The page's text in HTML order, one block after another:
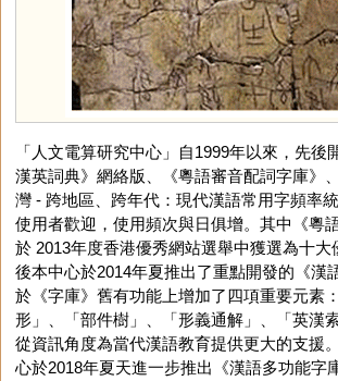
「人文電算研究中心」自1999年以來，先後
漢英詞典》網絡版、《粵語審音配詞字庫》
灣 - 跨地區、跨年代：現代漢語常用字頻率
使用者歡迎，使用頻次與日俱增。其中《粵
於 2013年度香港優秀網站選舉中獲選為十大
後本中心於2014年夏推出了重點開發的《漢
於《字庫》舊有功能上增加了四項重要元素
形」、「部件樹」、「形義通解」、「英漢
從資訊角度為當代漢語教育提供更大的支援
心於2018年夏天進一步推出《漢語多功能字